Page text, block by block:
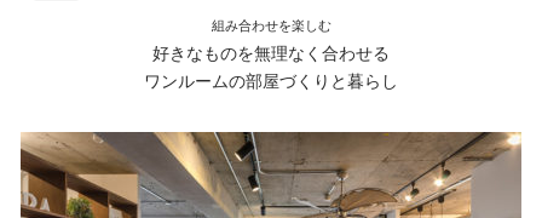
組み合わせを楽しむ
好きなものを無理なく合わせる
ワンルームの部屋づくりと暮らし